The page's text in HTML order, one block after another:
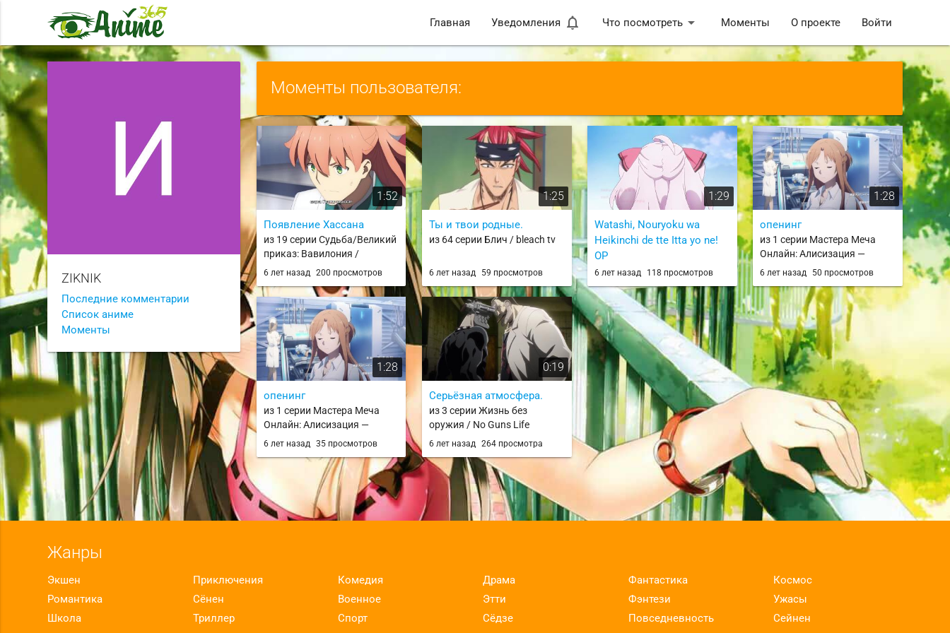
Главная Уведомления notifications_none Что посмотретьarrow_drop_down Моменты О проекте Войти
ZIKNIK
Последние комментарии
Список аниме
Моменты
Моменты пользователя:
1:52
Появление Хассана
из 19 серии Судьба/Великий
приказ: Вавилония /
Fate/Grand Order: Zettai
6 лет назад 200 просмотров
1:25
Ты и твои родные.
из 64 серии Блич / bleach tv
6 лет назад 59 просмотров
1:29
Watashi, Nouryoku wa
Heikinchi de tte Itta yo ne!
OP
из 4 серии Разве я не
просила усреднить мои
способности в следующей
жизни?! / Watashi, Nouryoku
wa Heikinchi de tte Itta yo ne!
6 лет назад 118 просмотров
1:28
опенинг
из 1 серии Мастера Меча
Онлайн: Алисизация —
Война в Подмирье / Sword
Underworld
6 лет назад 50 просмотров
1:28
опенинг
из 1 серии Мастера Меча
Онлайн: Алисизация —
Война в Подмирье / Sword
6 лет назад 35 просмотров
0:19
Серьёзная атмосфера.
из 3 серии Жизнь без
оружия / No Guns Life
6 лет назад 264 просмотра
Жанры
Экшен Приключения Комедия Драма Фантастика
Космос
Романтика
Сёнен Военное Этти Фэнтези
Ужасы
Школа
Триллер Спорт Сёдзе Повседневность
Сейнен